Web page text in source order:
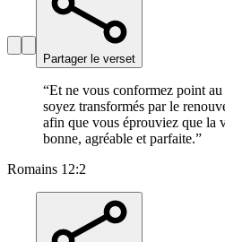
Partager le verset
“Et ne vous conformez point au
soyez transformés par le
afin que vous éprouviez que la
bonne, agréable et parfaite.”
Romains 12:2